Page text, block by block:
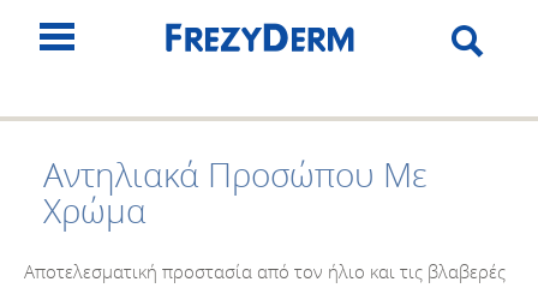
Αντηλιακά Προσώπου Με
Χρώμα
Αποτελεσματική προστασία από τον ήλιο και τις βλαβερές